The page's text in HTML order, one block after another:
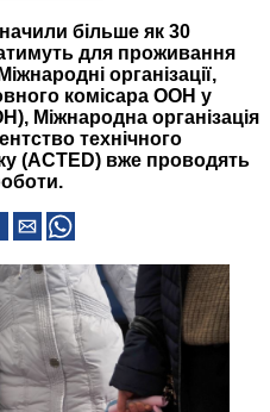
більше як 30
для проживання
організації,
комісара ООН у
Міжнародна організація
технічного
(ACTED) вже проводять